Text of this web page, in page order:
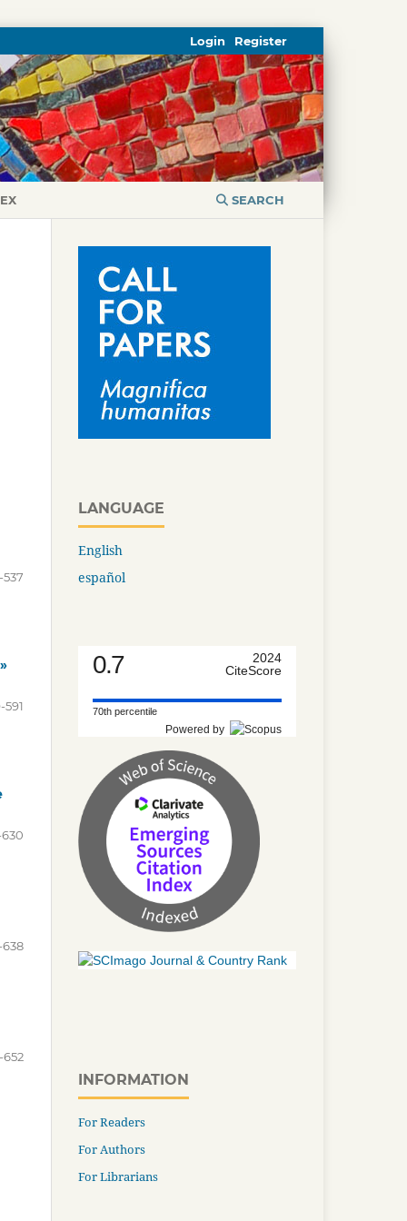
SEARCH
Register
Login
591
638
652
LANGUAGE
English
español
0.7
2024
CiteScore
70th percentile
Powered by
INFORMATION
For Readers
For Authors
For Librarians